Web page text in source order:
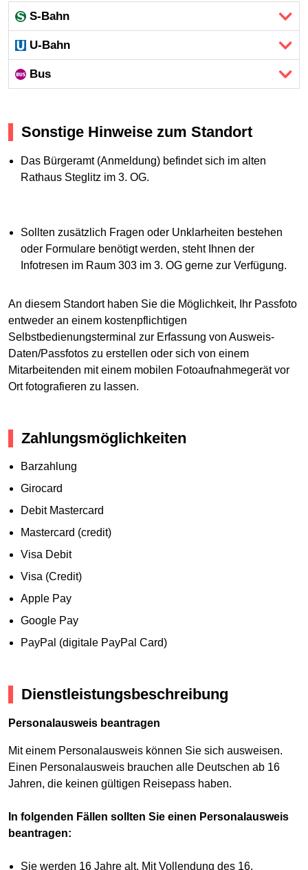
S-Bahn
U-Bahn
Bus
Sonstige Hinweise zum Standort
Das Bürgeramt (Anmeldung) befindet sich im alten
Rathaus Steglitz im 3. OG.
Sollten zusätzlich Fragen oder Unklarheiten bestehen
oder Formulare benötigt werden, steht Ihnen der
Infotresen im Raum 303 im 3. OG gerne zur Verfügung.
An diesem Standort haben Sie die Möglichkeit, Ihr Passfoto
entweder an einem kostenpflichtigen
Selbstbedienungsterminal zur Erfassung von Ausweis-
Daten/Passfotos zu erstellen oder sich von einem
Mitarbeitenden mit einem mobilen Fotoaufnahmegerät vor
Ort fotografieren zu lassen.
Zahlungsmöglichkeiten
Barzahlung
Girocard
Debit Mastercard
Mastercard (credit)
Visa Debit
Visa (Credit)
Apple Pay
Google Pay
PayPal (digitale PayPal Card)
Dienstleistungsbeschreibung
Personalausweis beantragen
Mit einem Personalausweis können Sie sich ausweisen.
Einen Personalausweis brauchen alle Deutschen ab 16
Jahren, die keinen gültigen Reisepass haben.
In folgenden Fällen sollten Sie einen Personalausweis
beantragen:
Sie werden 16 Jahre alt. Mit Vollendung des 16.